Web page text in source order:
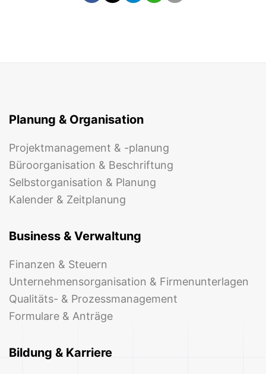
Planung & Organisation
Projektmanagement & -planung
Büroorganisation & Beschriftung
Selbstorganisation & Planung
Kalender & Zeitplanung
Business & Verwaltung
Finanzen & Steuern
Unternehmensorganisation & Firmenunterlagen
Qualitäts- & Prozessmanagement
Formulare & Anträge
Bildung & Karriere